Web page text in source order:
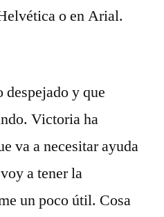
o en Arial.
despejado y que
Victoria ha
va a necesitar ayuda
a tener la
un poco útil. Cosa